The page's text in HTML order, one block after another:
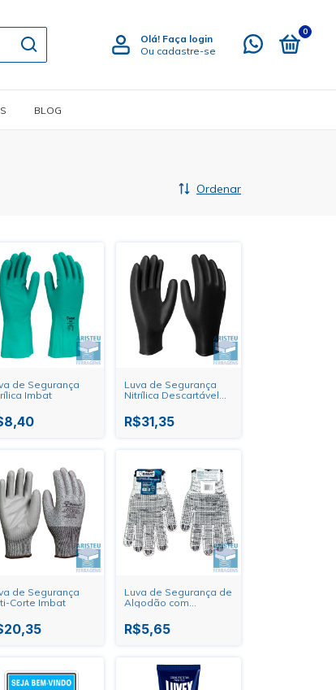
Olá! Faça login
Ou cadastre-se
0
BLOG
Ordenar
de Segurança
Imbat
Luva de Segurança
Nitrílica Descartável
R$31,35
de Segurança
Corte Imbat
Luva de Segurança de
Algodão com
Branca/Mesclada 5
Fios Imbat
R$5,65